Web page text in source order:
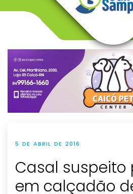
5 DE ABRIL DE 2016
Casal suspeito
em calçadão